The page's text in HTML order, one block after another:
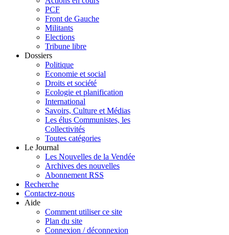
PCF
Front de Gauche
Militants
Elections
Tribune libre
Dossiers
Politique
Economie et social
Droits et société
Ecologie et planification
International
Savoirs, Culture et Médias
Les élus Communistes, les
Collectivités
Toutes catégories
Le Journal
Les Nouvelles de la Vendée
Archives des nouvelles
Abonnement RSS
Recherche
Contactez-nous
Aide
Comment utiliser ce site
Plan du site
Connexion / déconnexion